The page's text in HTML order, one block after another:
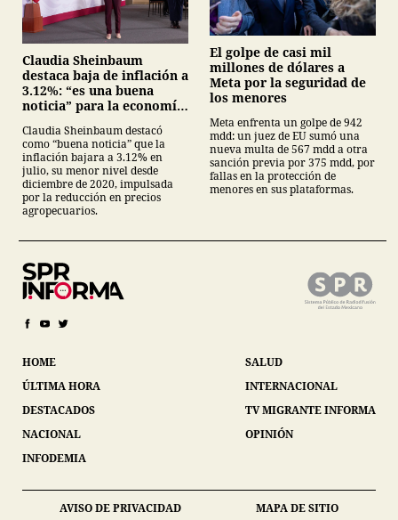
Claudia Sheinbaum
destaca baja de inflación a
3.12%: “es una buena
noticia” para la economía
Claudia Sheinbaum destacó
como “buena noticia” que la
inflación bajara a 3.12% en
julio, su menor nivel desde
diciembre de 2020, impulsada
por la reducción en precios
agropecuarios.
El golpe de casi mil
millones de dólares a
Meta por la seguridad de
los menores
Meta enfrenta un golpe de 942
mdd: un juez de EU sumó una
nueva multa de 567 mdd a otra
sanción previa por 375 mdd, por
fallas en la protección de
menores en sus plataformas.
HOME
ÚLTIMA HORA
DESTACADOS
NACIONAL
INFODEMIA
SALUD
INTERNACIONAL
TV MIGRANTE INFORMA
OPINIÓN
AVISO DE PRIVACIDAD MAPA DE SITIO